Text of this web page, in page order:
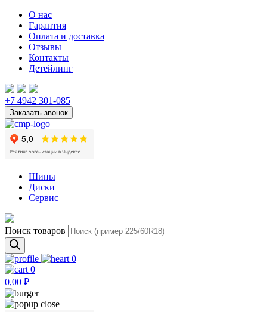
О нас
Гарантия
Оплата и доставка
Отзывы
Контакты
Детейлинг
+7 4942 301-085
Шины
Диски
Сервис
Поиск товаров
0
0
0,00 ₽